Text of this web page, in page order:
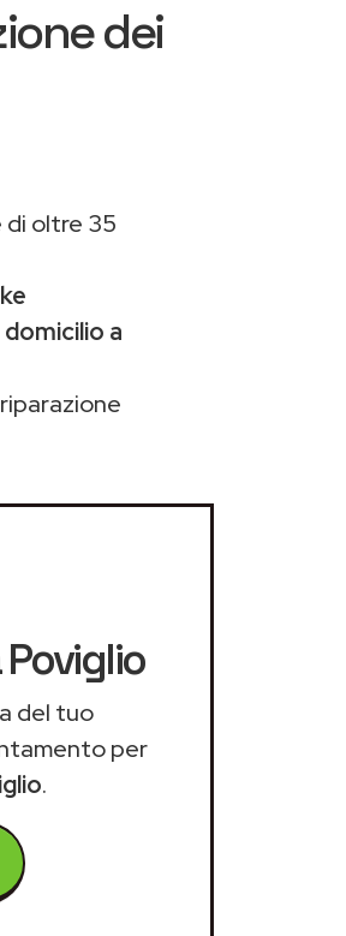
dei
oltre 35
domicilio a
del tuo
per
.